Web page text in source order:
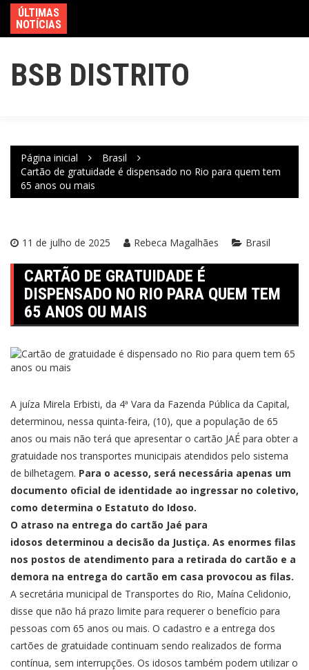
ÚLTIMAS
NOTÍCIAS
BSB DISTRITO
Página inicial
Brasil
Cartão de gratuidade é dispensado no Rio para quem tem
65 anos ou mais
11 de julho de 2025 Rebeca Magalhães Brasil
CARTÃO DE GRATUIDADE É
DISPENSADO NO RIO PARA QUEM TEM
65 ANOS OU MAIS
A juíza Mirela Erbisti, da 4ª Vara da Fazenda Pública da Capital,
determinou, nessa quinta-feira, (10), que a população de 65
anos ou mais não terá que apresentar o cartão JAÉ para obter a
gratuidade nos transportes municipais atendidos pelo sistema
de bilhetagem. Para o acesso, será necessária apenas um
documento oficial de identidade ao ingressar no coletivo,
como determina o Estatuto do Idoso.
O atraso na entrega do cartão Jaé para
idosos determinou a decisão da Justiça. As enormes filas
nos postos de atendimento para a retirada do cartão e a
demora na entrega do cartão em casa provocou as filas.
A secretária municipal de Transportes do Rio, Maína Celidonio,
disse que não há prazo limite para requerer o benefício para
pessoas com 65 anos ou mais. O cadastro e a entrega dos
cartões de gratuidade continuam sendo realizados de forma
contínua, sem interrupções. Os idosos também podem utilizar o